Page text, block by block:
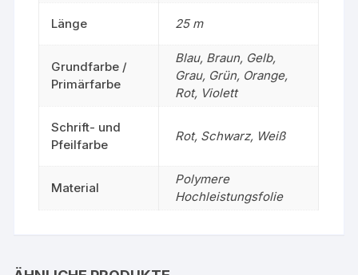
Länge 25 m
Grundfarbe /
Primärfarbe
Blau, Braun, Gelb,
Grau, Grün, Orange,
Rot, Violett
Schrift- und
Pfeilfarbe
Rot, Schwarz, Weiß
Material
Polymere
Hochleistungsfolie